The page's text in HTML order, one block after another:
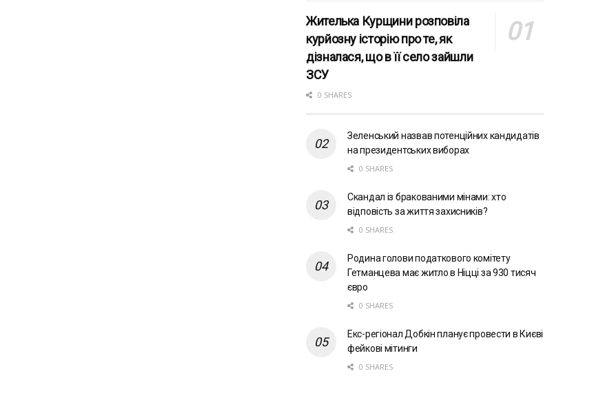
Жителька Курщини розповіла
курйозну історію про те, як
дізналася, що в її село зайшли
ЗСУ
0 SHARES
Зеленський назвав потенційних кандидатів
на президентських виборах
0 SHARES
Скандал із бракованими мінами: хто
відповість за життя захисників?
0 SHARES
Родина голови податкового комітету
Гетманцева має житло в Ніцці за 930 тисяч
євро
0 SHARES
Екс-регіонал Добкін планує провести в Києві
фейкові мітинги
0 SHARES